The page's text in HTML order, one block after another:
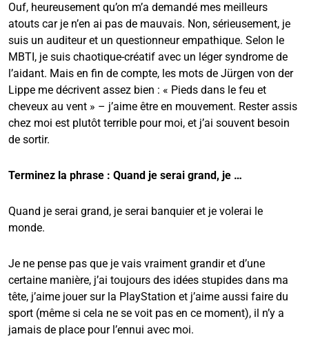
Ouf, heureusement qu’on m’a demandé mes meilleurs
atouts car je n’en ai pas de mauvais. Non, sérieusement, je
suis un auditeur et un questionneur empathique. Selon le
MBTI, je suis chaotique-créatif avec un léger syndrome de
l’aidant. Mais en fin de compte, les mots de Jürgen von der
Lippe me décrivent assez bien : « Pieds dans le feu et
cheveux au vent » – j’aime être en mouvement. Rester assis
chez moi est plutôt terrible pour moi, et j’ai souvent besoin
de sortir.
Terminez la phrase : Quand je serai grand, je …
Quand je serai grand, je serai banquier et je volerai le
monde.
Je ne pense pas que je vais vraiment grandir et d’une
certaine manière, j’ai toujours des idées stupides dans ma
tête, j’aime jouer sur la PlayStation et j’aime aussi faire du
sport (même si cela ne se voit pas en ce moment), il n’y a
jamais de place pour l’ennui avec moi.